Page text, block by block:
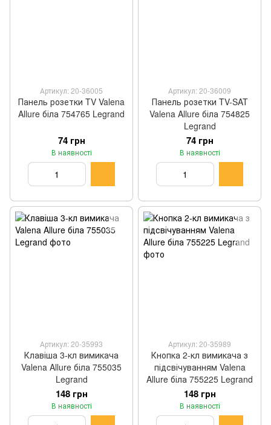
Артикул: 20-36005
Панель розетки TV Valena
Allure біла 754765 Legrand
74 грн
В наявності
Артикул: 20-36009
Панель розетки TV-SAT
Valena Allure біла 754825
Legrand
74 грн
В наявності
Артикул: 20-35993
Клавіша 3-кл вимикача
Valena Allure біла 755035
Legrand
148 грн
В наявності
Артикул: 20-35989
Кнопка 2-кл вимикача з
підсвічуванням Valena
Allure біла 755225 Legrand
148 грн
В наявності